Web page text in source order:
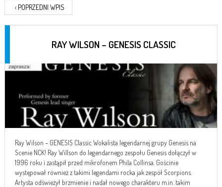
‹ POPRZEDNI WPIS
RAY WILSON – GENESIS CLASSIC
Ray Wilson – GENESIS Classic Wokalista legendarnej grupy Genesis na
Scenie NCK! Ray Willson do legendarnego zespołu Genesis dołączył w
1996 roku i zastąpił przed mikrofonem Phila Collinsa. Gościnie
występował również z takimi legendami rocka jak zespół Scorpions.
Artysta odświeżył brzmienie i nadał nowego charakteru m.in. takim